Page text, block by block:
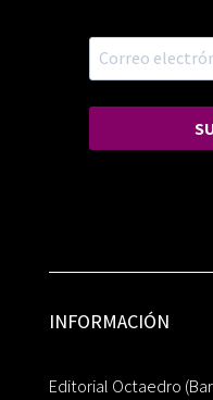
INFORMACIÓN
Editorial Octaedro